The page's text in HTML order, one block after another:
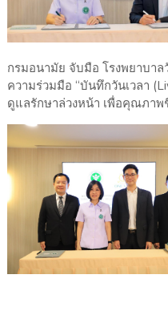
กรมอนามัย จับมือ โรงพยาบาล
ความร่วมมือ “บันทึกวันเวลา
ดูแลรักษาล่วงหน้า เพื่อคุณภาพ